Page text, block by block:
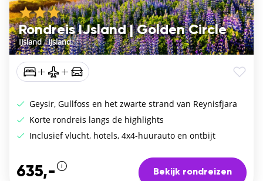
Rondreis IJsland | Golden Circle
IJsland/IJsland
Geysir, Gullfoss en het zwarte strand van Reynisfjara
Korte rondreis langs de highlights
Inclusief vlucht, hotels, 4x4-huurauto en ontbijt
635,- Bekijk rondreizen